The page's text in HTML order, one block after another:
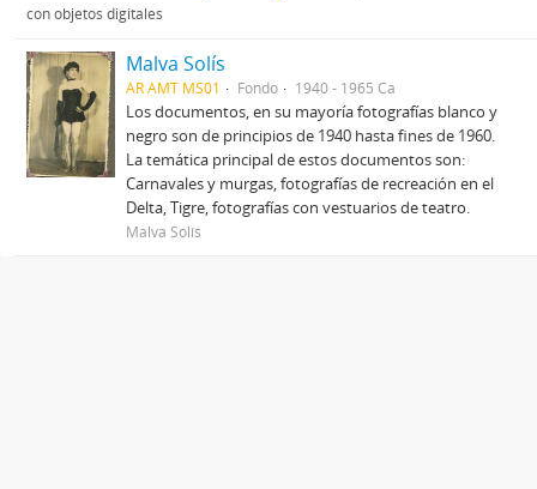
con objetos digitales
Malva Solís
AR AMT MS01 Fondo 1940 - 1965 Ca
Los documentos, en su mayoría fotografías blanco y
negro son de principios de 1940 hasta fines de 1960.
La temática principal de estos documentos son:
Carnavales y murgas, fotografías de recreación en el
Delta, Tigre, fotografías con vestuarios de teatro.
Malva Solís